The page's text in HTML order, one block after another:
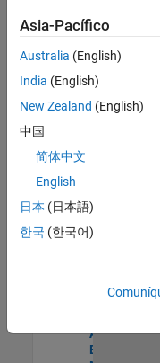
todos
empleos
en su
zona.
Product
Ecosystem
US-MA-Natick
Applications
Engineer -
Asia-Pacífico
Australia (English)
India (English)
New Zealand (English)
中国
简体中文
English
日本 (日本語)
한국 (한국어)